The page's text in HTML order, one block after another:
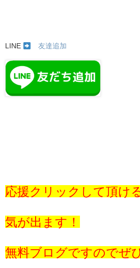
LINE 友達追加
応援クリックして頂け
気が出ます！
無料ブログですのでぜ